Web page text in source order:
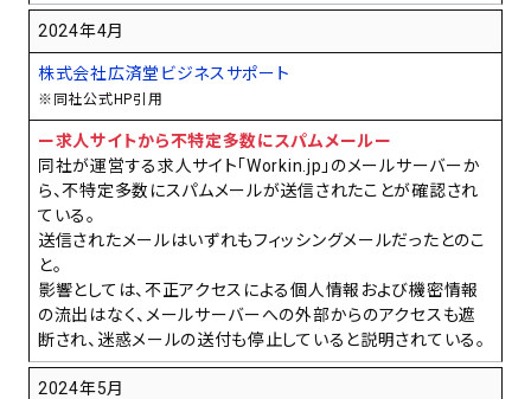
2024年4月
株式会社広済堂ビジネスサポート
※同社公式HP引用
ー求人サイトから不特定多数にスパムメールー
同社が運営する求人サイト「Workin.jp」のメールサーバーか
ら、不特定多数にスパムメールが送信されたことが確認され
ている。
送信されたメールはいずれもフィッシングメールだったとのこ
と。
影響としては、不正アクセスによる個人情報および機密情報
の流出はなく、メールサーバーへの外部からのアクセスも遮
断され、迷惑メールの送付も停止していると説明されている。
2024年5月